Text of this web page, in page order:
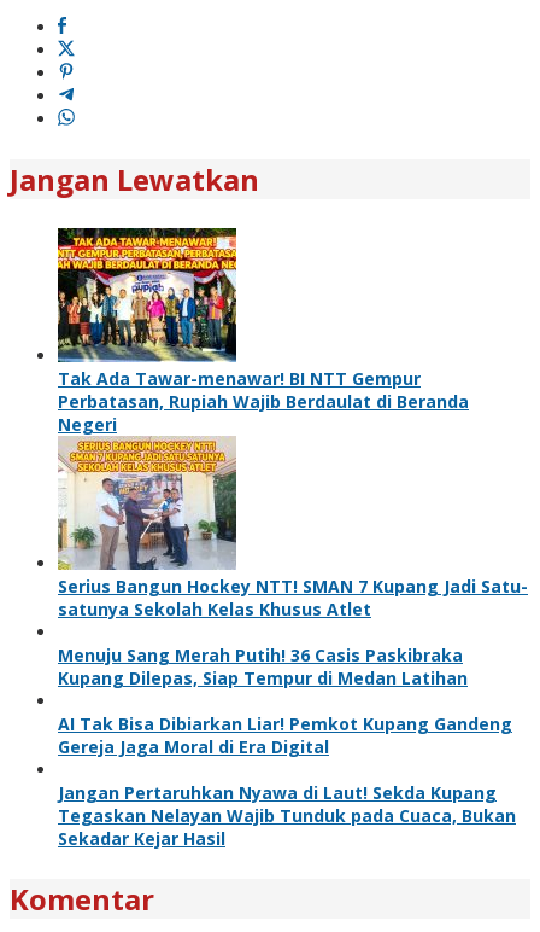
Jangan Lewatkan
Tak Ada Tawar-menawar! BI NTT Gempur
Perbatasan, Rupiah Wajib Berdaulat di Beranda
Negeri
Serius Bangun Hockey NTT! SMAN 7 Kupang Jadi Satu-
satunya Sekolah Kelas Khusus Atlet
Menuju Sang Merah Putih! 36 Casis Paskibraka
Kupang Dilepas, Siap Tempur di Medan Latihan
AI Tak Bisa Dibiarkan Liar! Pemkot Kupang Gandeng
Gereja Jaga Moral di Era Digital
Jangan Pertaruhkan Nyawa di Laut! Sekda Kupang
Tegaskan Nelayan Wajib Tunduk pada Cuaca, Bukan
Sekadar Kejar Hasil
Komentar